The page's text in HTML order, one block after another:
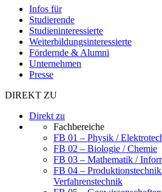
Infos für
Studierende
Studieninteressierte
Weiterbildungsinteressierte
Fördernde & Alumni
Unternehmen
Presse
DIREKT ZU
Direkt zu
Fachbereiche
FB 01 – Physik /
FB 02 – Biologie / Chemie
FB 03 – Mathematik /
FB 04 –
Verfahrenstechnik